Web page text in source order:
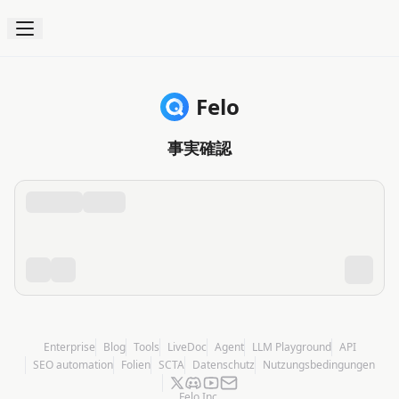
Felo
事実確認
Enterprise Blog Tools LiveDoc Agent LLM Playground API
SEO automation
Folien SCTA Datenschutz Nutzungsbedingungen